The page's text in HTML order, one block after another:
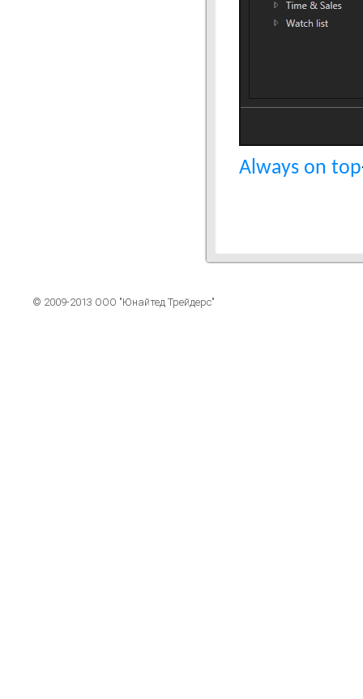
Always on top
© 2009-2013 ООО "Юнайтед Трейдерс"